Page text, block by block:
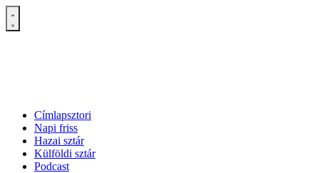
Címlapsztori
Napi friss
Hazai sztár
Külföldi sztár
Podcast